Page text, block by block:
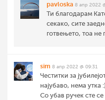
pavloska 8 апр 2022
Ти благодарам
секако, сите
готвењето, тоа не
sim 8 апр 2022 @ 09:31
Честитки за
најубаво, нема утка :)
Со убав ручек сте